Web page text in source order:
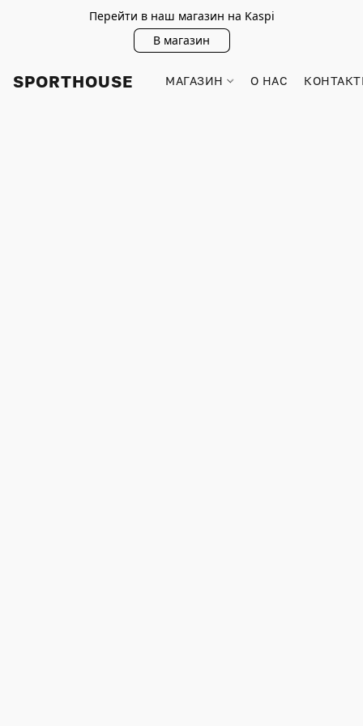
Перейти в наш магазин на Kaspi
В магазин
SPORTHOUSE МАГАЗИН О НАС